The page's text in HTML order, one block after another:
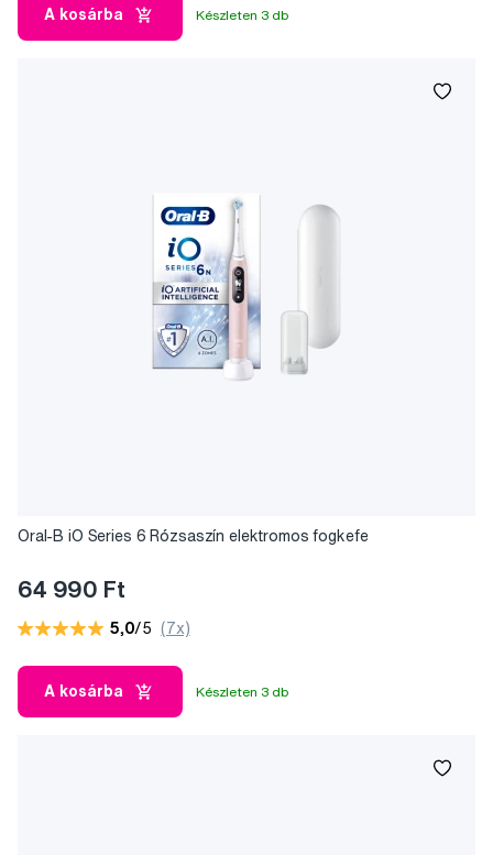
A kosárba Készleten 3 db
Oral-B iO Series 6 Rózsaszín elektromos fogkefe
64 990 Ft
5,0/5 (7x)
A kosárba Készleten 3 db